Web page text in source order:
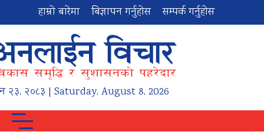
हाम्रो बारेमा बिज्ञापन गर्नुहोस सम्पर्क गर्नुहोस
२३, २०८३ | Saturday, August 8, 2026